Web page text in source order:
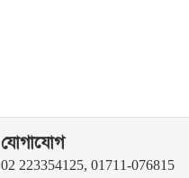
যোগাযোগ
02 223354125, 01711-076815